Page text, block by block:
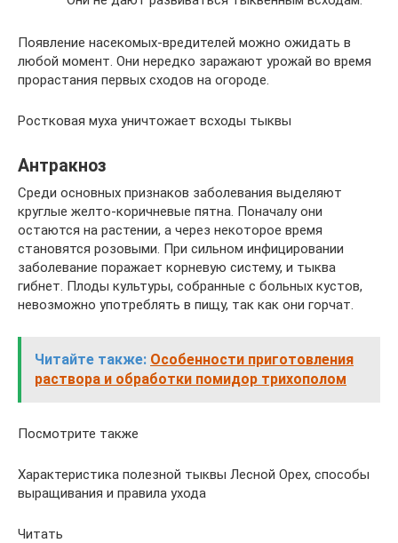
Появление насекомых-вредителей можно ожидать в
любой момент. Они нередко заражают урожай во время
прорастания первых сходов на огороде.
Ростковая муха уничтожает всходы тыквы
Антракноз
Среди основных признаков заболевания выделяют
круглые желто-коричневые пятна. Поначалу они
остаются на растении, а через некоторое время
становятся розовыми. При сильном инфицировании
заболевание поражает корневую систему, и тыква
гибнет. Плоды культуры, собранные с больных кустов,
невозможно употреблять в пищу, так как они горчат.
Читайте также: Особенности приготовления
раствора и обработки помидор трихополом
Посмотрите также
Характеристика полезной тыквы Лесной Орех, способы
выращивания и правила ухода
Читать